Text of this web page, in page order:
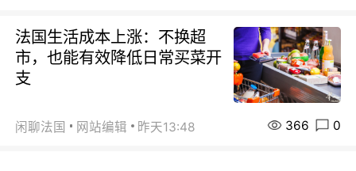
法国生活成本上涨：不换超
市，也能有效降低日常买菜开
支
闲聊法国 网站编辑 昨天13:48 366 0